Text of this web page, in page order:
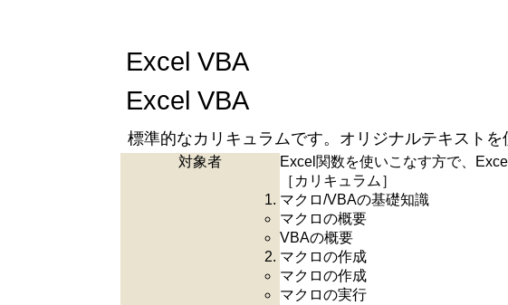
Excel VBA
Excel VBA
標準的なカリキュラムです。オリジナルテキストを
対象者 Excel関数を使いこなす方で、
［カリキュラム］
マクロ/VBAの基礎知識
マクロの概要
VBAの概要
マクロの作成
マクロの作成
マクロの実行